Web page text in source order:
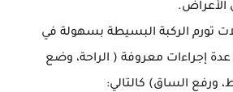
الأعراض.
تورم الركبة البسيطة بسهولة في
عدة إجراءات معروفة ( الراحة، وضع
ورفع الساق) كالتالي: